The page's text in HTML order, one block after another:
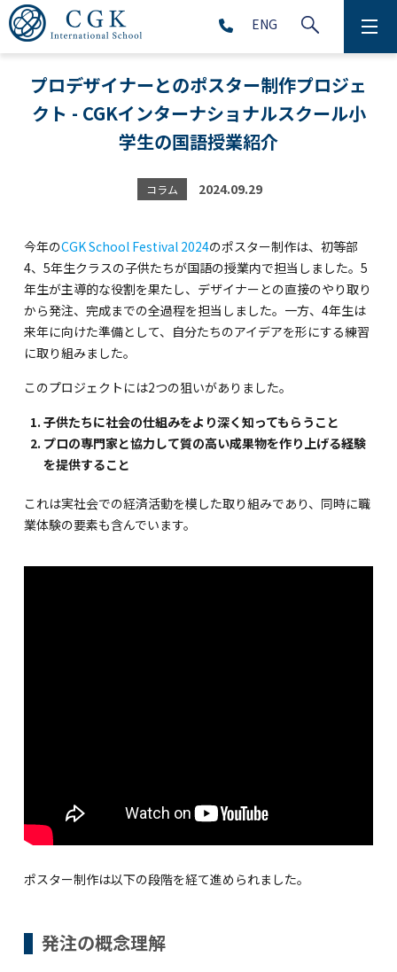
ENG
CGKについて
学校生活
プリスクール (2～5歳児)
初等部 (1～5年生)
中等部 (6～9年生)
高等部 (10～12年生)
アフタースクール (1～9年生)
コミュニティ
関内校
TEL(JP): 045-211-4427
TEL(EN): 045-211-4690
プロデザイナーとのポスター制作プロジェ
クト - CGKインターナショナルスクール小
学生の国語授業紹介
コラム 2024.09.29
今年のCGK School Festival 2024のポスター制作は、初等部
4、5年生クラスの子供たちが国語の授業内で担当しました。5
年生が主導的な役割を果たし、デザイナーとの直接のやり取り
から発注、完成までの全過程を担当しました。一方、4年生は
来年に向けた準備として、自分たちのアイデアを形にする練習
に取り組みました。
このプロジェクトには2つの狙いがありました。
子供たちに社会の仕組みをより深く知ってもらうこと
プロの専門家と協力して質の高い成果物を作り上げる経験
を提供すること
これは実社会での経済活動を模した取り組みであり、同時に職
業体験の要素も含んでいます。
ポスター制作は以下の段階を経て進められました。
発注の概念理解